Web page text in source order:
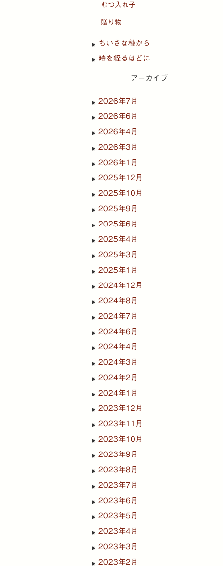
むつ入れ子
贈り物
ちいさな種から
時を経るほどに
アーカイブ
2026年7月
2026年6月
2026年4月
2026年3月
2026年1月
2025年12月
2025年10月
2025年9月
2025年6月
2025年4月
2025年3月
2025年1月
2024年12月
2024年8月
2024年7月
2024年6月
2024年4月
2024年3月
2024年2月
2024年1月
2023年12月
2023年11月
2023年10月
2023年9月
2023年8月
2023年7月
2023年6月
2023年5月
2023年4月
2023年3月
2023年2月